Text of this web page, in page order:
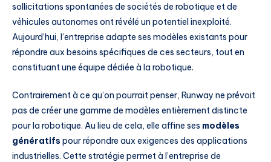
sollicitations spontanées de sociétés de robotique et de
véhicules autonomes ont révélé un potentiel inexploité.
Aujourd’hui, l’entreprise adapte ses modèles existants pour
répondre aux besoins spécifiques de ces secteurs, tout en
constituant une équipe dédiée à la robotique.
Contrairement à ce qu’on pourrait penser, Runway ne prévoit
pas de créer une gamme de modèles entièrement distincte
pour la robotique. Au lieu de cela, elle affine ses modèles
génératifs pour répondre aux exigences des applications
industrielles. Cette stratégie permet à l’entreprise de